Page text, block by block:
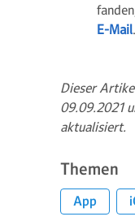
E-Mail.
Dieser
09.09.2021
aktualisiert.
Themen
App